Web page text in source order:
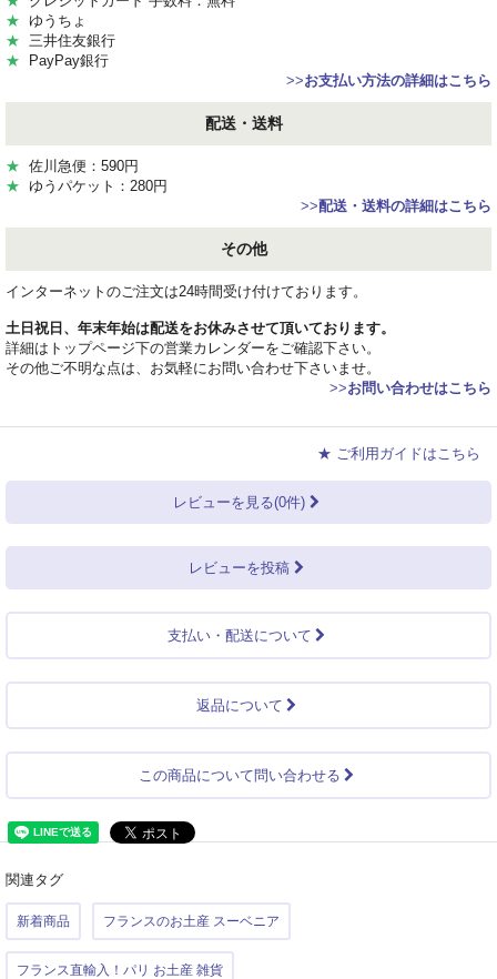
★ ゆうちょ
★ 三井住友銀行
★ PayPay銀行
>>お支払い方法の詳細はこちら
配送・送料
★ 佐川急便：590円
★ ゆうパケット：280円
>>配送・送料の詳細はこちら
その他
インターネットのご注文は24時間受け付けております。
土日祝日、年末年始は配送をお休みさせて頂いております。
詳細はトップページ下の営業カレンダーをご確認下さい。
その他ご不明な点は、お気軽にお問い合わせ下さいませ。
>>お問い合わせはこちら
★ ご利用ガイドはこちら
レビューを見る(0件)
レビューを投稿
支払い・配送について
返品について
この商品について問い合わせる
関連タグ
新着商品 フランスのお土産 スーベニア
フランス直輸入！パリ お土産 雑貨